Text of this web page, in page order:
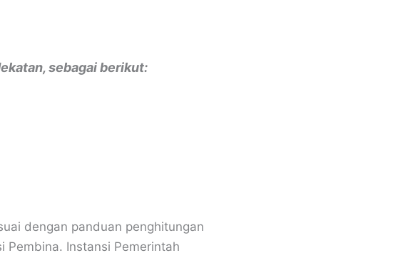
sebagai berikut:
dengan panduan penghitungan
Pembina. Instansi Pemerintah